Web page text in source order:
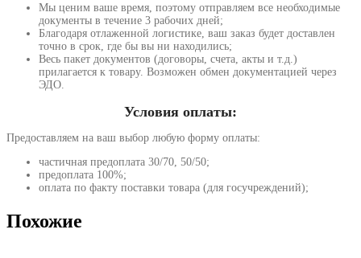
Мы ценим ваше время, поэтому отправляем все необходимые
документы в течение 3 рабочих дней;
Благодаря отлаженной логистике, ваш заказ будет доставлен
точно в срок, где бы вы ни находились;
Весь пакет документов (договоры, счета, акты и т.д.)
прилагается к товару. Возможен обмен документацией через
ЭДО.
Условия оплаты:
Предоставляем на ваш выбор любую форму оплаты:
частичная предоплата 30/70, 50/50;
предоплата 100%;
оплата по факту поставки товара (для госучреждений);
Похожие